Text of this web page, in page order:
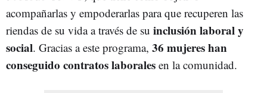
acompañarlas y empoderarlas para que recuperen las
riendas de su vida a través de su inclusión laboral y
social. Gracias a este programa, 36 mujeres han
conseguido contratos laborales en la comunidad.